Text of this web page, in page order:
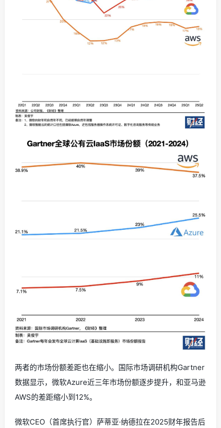
两者的市场份额差距也在缩小。国际市场调研机构Gartner
数据显示，微软Azure近三年市场份额逐步提升，和亚马逊
AWS的差距缩小到12%。
微软CEO（首席执行官）萨蒂亚·纳德拉在2025财年报告后